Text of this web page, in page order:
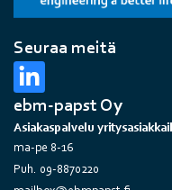
Seuraa meitä
ebm-papst Oy
Asiakaspalvelu
ma-pe 8-16
Puh. 09-8870220